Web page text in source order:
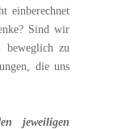
einberechnet
Sind wir
beweglich zu
die uns
jeweiligen